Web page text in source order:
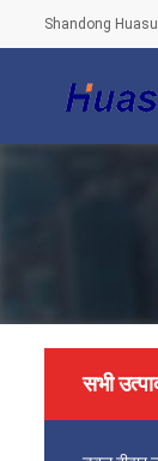
Shandong
सभी